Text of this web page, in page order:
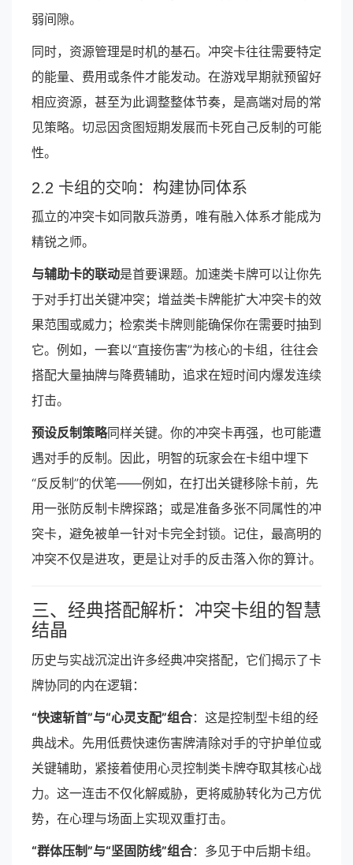
弱间隙。
同时，资源管理是时机的基石。冲突卡往往需要特定
的能量、费用或条件才能发动。在游戏早期就预留好
相应资源，甚至为此调整整体节奏，是高端对局的常
见策略。切忌因贪图短期发展而卡死自己反制的可能
性。
2.2 卡组的交响：构建协同体系
孤立的冲突卡如同散兵游勇，唯有融入体系才能成为
精锐之师。
与辅助卡的联动是首要课题。加速类卡牌可以让你先
于对手打出关键冲突；增益类卡牌能扩大冲突卡的效
果范围或威力；检索类卡牌则能确保你在需要时抽到
它。例如，一套以“直接伤害”为核心的卡组，往往会
搭配大量抽牌与降费辅助，追求在短时间内爆发连续
打击。
预设反制策略同样关键。你的冲突卡再强，也可能遭
遇对手的反制。因此，明智的玩家会在卡组中埋下
“反反制”的伏笔——例如，在打出关键移除卡前，先
用一张防反制卡牌探路；或是准备多张不同属性的冲
突卡，避免被单一针对卡完全封锁。记住，最高明的
冲突不仅是进攻，更是让对手的反击落入你的算计。
三、经典搭配解析：冲突卡组的智慧
结晶
历史与实战沉淀出许多经典冲突搭配，它们揭示了卡
牌协同的内在逻辑：
“快速斩首”与“心灵支配”组合：这是控制型卡组的经
典战术。先用低费快速伤害牌清除对手的守护单位或
关键辅助，紧接着使用心灵控制类卡牌夺取其核心战
力。这一连击不仅化解威胁，更将威胁转化为己方优
势，在心理与场面上实现双重打击。
“群体压制”与“坚固防线”组合：多见于中后期卡组。